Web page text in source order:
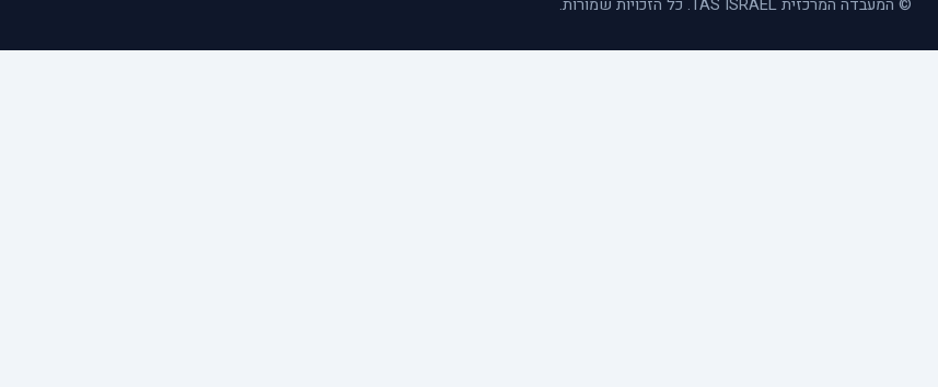
© המעבדה המרכזית TAS ISRAEL. כל הזכויות שמורות.